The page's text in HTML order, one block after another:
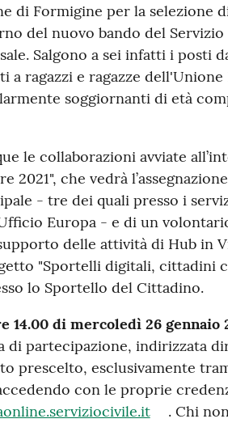
di Formigine per la selezione
del nuovo bando del Servizio
Salgono a sei infatti i posti
a ragazzi e ragazze dell'Unione
soggiornanti di età
le collaborazioni avviate
2021", che vedrà
- tre dei quali presso i
Europa - e di un
delle attività di Hub in
"Sportelli digitali, cittadini
lo Sportello del Cittadino.
14.00 di mercoledì 26 gennaio
di partecipazione, indirizzata
prescelto, esclusivamente
con le proprie
. Chi